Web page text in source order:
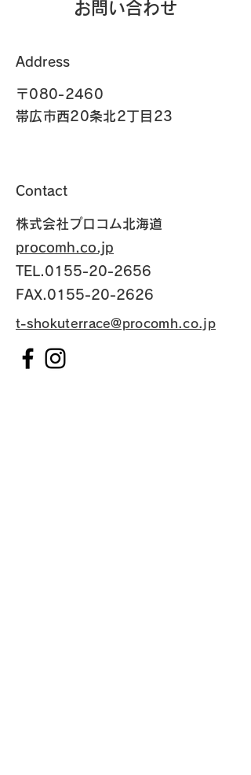
お問い合わせ
Address
〒080-2460
帯広市西20条北2丁目23
Contact
​株式会社プロコム北海道
procomh.co.jp
TEL.0155-20-2656
FAX.0155-20-2626
t-shokuterrace@procomh.co.jp